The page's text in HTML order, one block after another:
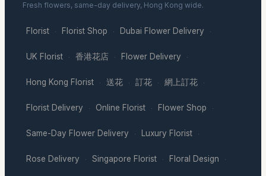
Fresh flowers, same-day delivery, Hong Kong wide.
Florist · Florist Shop · Dubai Flower Delivery ·
UK Florist · 香港花店 · Flower Delivery ·
Hong Kong Florist · 送花 · 訂花 · 網上訂花 ·
Florist Delivery · Online Florist · Flower Shop ·
Same-Day Flower Delivery · Luxury Florist ·
Rose Delivery · Singapore Florist · Floral Design ·